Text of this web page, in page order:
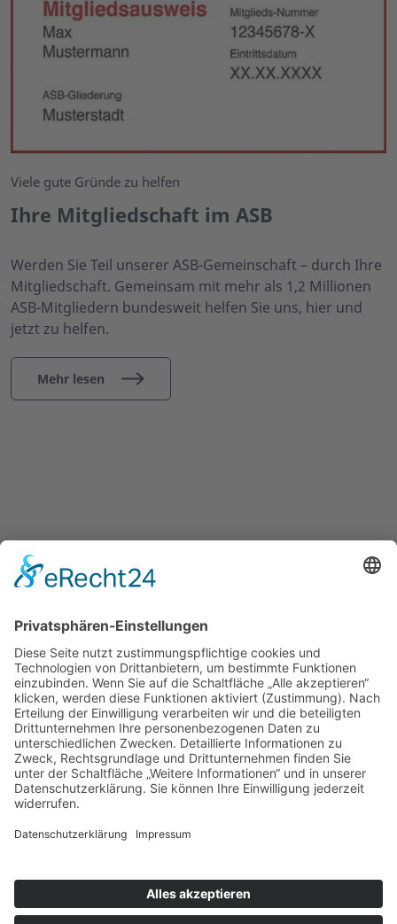
Viele gute Gründe zu helfen
Ihre Mitgliedschaft im ASB
Werden Sie Teil unserer ASB-Gemeinschaft – durch Ihre
Mitgliedschaft. Gemeinsam mit mehr als 1,2 Millionen
ASB-Mitgliedern bundesweit helfen Sie uns, hier und
jetzt zu helfen.
Mehr lesen
© 2026 ASB-Kreisverband Helmstedt
Impressum
Datenschutz
Cookie-Einstellungen